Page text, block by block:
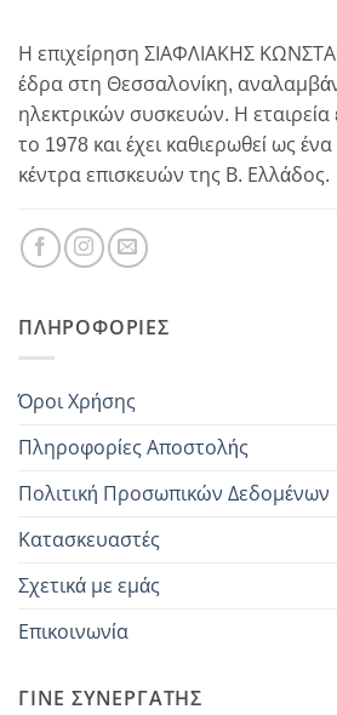
Η επιχείρηση ΣΙΑΦΛΙΑΚΗΣ
έδρα στη Θεσσαλονίκη,
ηλεκτρικών συσκευών. Η εταιρεία
το 1978 και έχει καθιερωθεί ως
κέντρα επισκευών της Β. Ελλάδος.
ΠΛΗΡΟΦΟΡΊΕΣ
Όροι Χρήσης
Πληροφορίες Αποστολής
Πολιτική Προσωπικών Δεδομένων
Κατασκευαστές
Σχετικά με εμάς
Επικοινωνία
ΓΊΝΕ ΣΥΝΕΡΓΆΤΗΣ